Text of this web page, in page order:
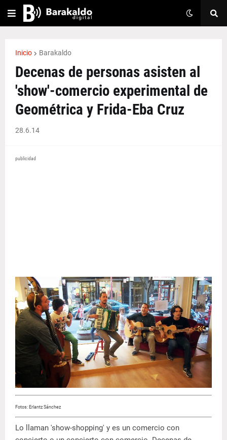
Inicio Barakaldo
Decenas de personas asisten al
'show'-comercio experimental de
Geométrica y Frida-Eba Cruz
28.6.14
publicidad
Fotos: Erlantz Sánchez
Lo llaman 'show-shopping' y es un comercio con